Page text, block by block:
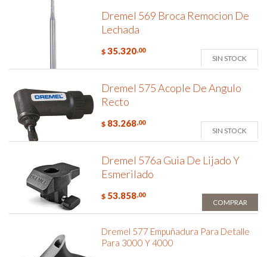
Dremel 569 Broca Remocion De
Lechada
$ 35.320,00
SIN STOCK
Dremel 575 Acople De Angulo
Recto
$ 83.268,00
SIN STOCK
Dremel 576a Guia De Lijado Y
Esmerilado
$ 53.858,00
COMPRAR
Dremel 577 Empuñadura Para Detalle
Para 3000 Y 4000